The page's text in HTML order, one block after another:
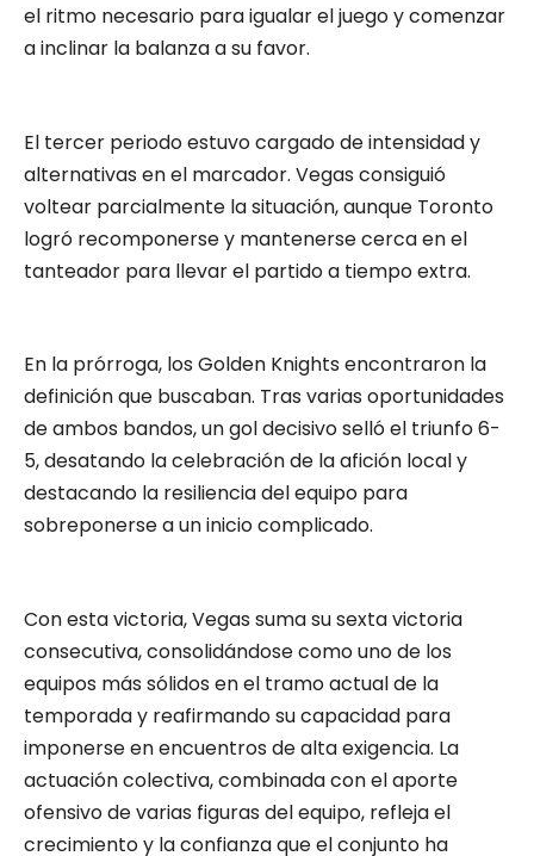
el ritmo necesario para igualar el juego y comenzar
a inclinar la balanza a su favor.
El tercer periodo estuvo cargado de intensidad y
alternativas en el marcador. Vegas consiguió
voltear parcialmente la situación, aunque Toronto
logró recomponerse y mantenerse cerca en el
tanteador para llevar el partido a tiempo extra.
En la prórroga, los Golden Knights encontraron la
definición que buscaban. Tras varias oportunidades
de ambos bandos, un gol decisivo selló el triunfo 6-
5, desatando la celebración de la afición local y
destacando la resiliencia del equipo para
sobreponerse a un inicio complicado.
Con esta victoria, Vegas suma su sexta victoria
consecutiva, consolidándose como uno de los
equipos más sólidos en el tramo actual de la
temporada y reafirmando su capacidad para
imponerse en encuentros de alta exigencia. La
actuación colectiva, combinada con el aporte
ofensivo de varias figuras del equipo, refleja el
crecimiento y la confianza que el conjunto ha